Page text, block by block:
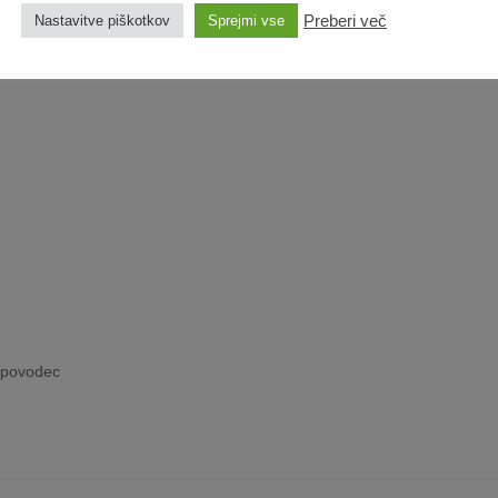
listo
Nastavitve piškotkov Sprejmi vse Preberi več